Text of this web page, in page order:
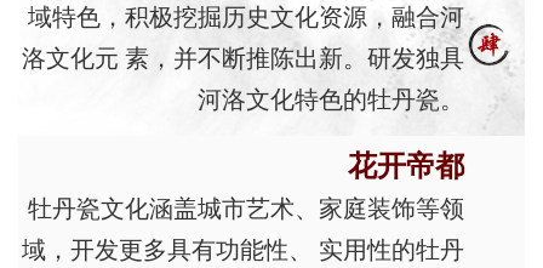
域特色，积极挖掘历史文化资源，融合河
洛文化元 素，并不断推陈出新。研发独具
河洛文化特色的牡丹瓷。
花开帝都
牡丹瓷文化涵盖城市艺术、家庭装饰等领
域，开发更多具有功能性、 实用性的牡丹